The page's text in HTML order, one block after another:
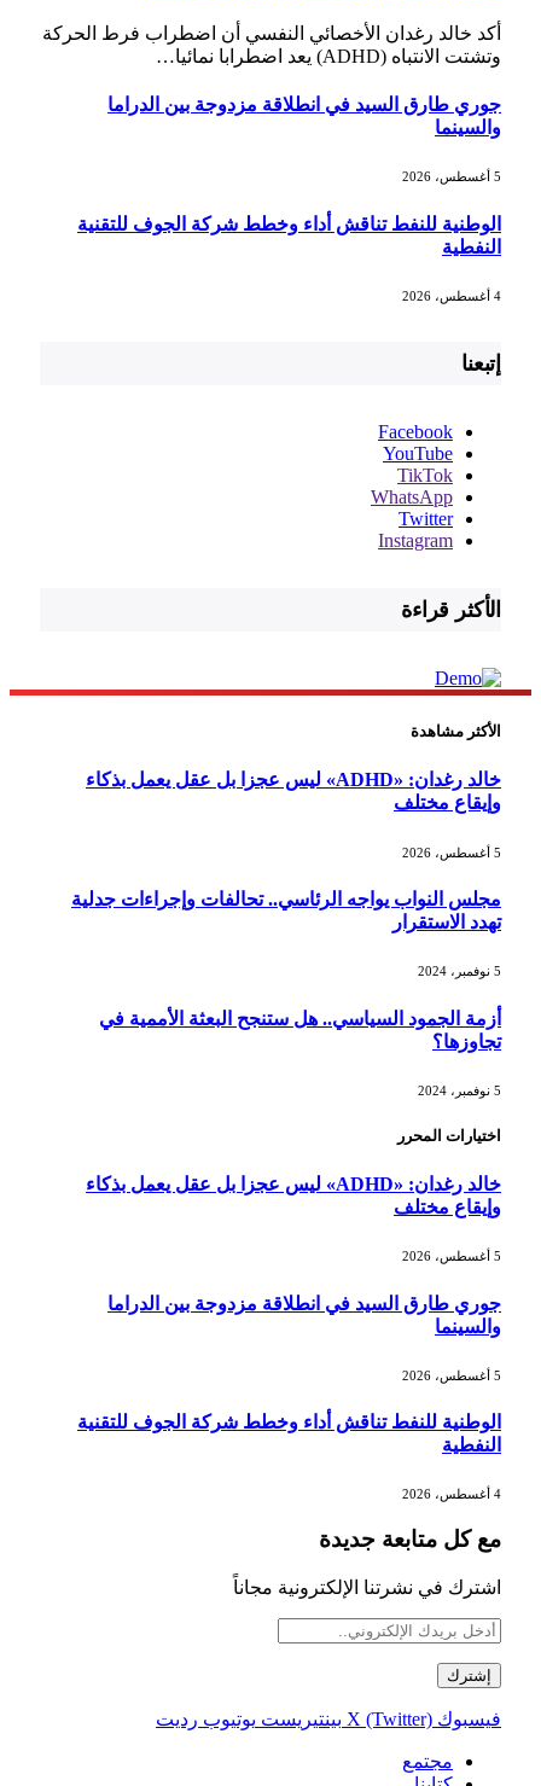
أكد خالد رغدان الأخصائي النفسي أن اضطراب فرط الحركة
وتشتت الانتباه (ADHD) يعد اضطرابا نمائيا…
جوري طارق السيد في انطلاقة مزدوجة بين الدراما
والسينما
الوطنية للنفط تناقش أداء وخطط شركة الجوف للتقنية
النفطية
إتبعنا
Facebook
YouTube
TikTok
WhatsApp
Twitter
Instagram
الأكثر قراءة
الأكثر مشاهدة
خالد رغدان: «ADHD» ليس عجزا بل عقل يعمل بذكاء
وإيقاع مختلف
مجلس النواب يواجه الرئاسي.. تحالفات وإجراءات جدلية
تهدد الاستقرار
أزمة الجمود السياسي.. هل ستنجح البعثة الأممية في
تجاوزها؟
اختيارات المحرر
خالد رغدان: «ADHD» ليس عجزا بل عقل يعمل بذكاء
وإيقاع مختلف
جوري طارق السيد في انطلاقة مزدوجة بين الدراما
والسينما
الوطنية للنفط تناقش أداء وخطط شركة الجوف للتقنية
النفطية
مع كل متابعة جديدة
اشترك في نشرتنا الإلكترونية مجاناً
فيسبوك X (Twitter) بينتيريست يوتيوب رديت
مجتمع